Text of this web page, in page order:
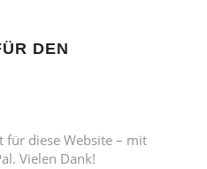
DEN
für diese Website – mit
Vielen Dank!